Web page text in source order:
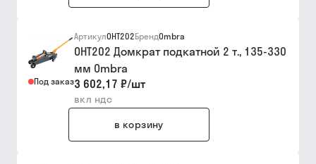
Под заказ
АртикулOHT202БрендOmbra
OHT202 Домкрат подкатной 2 т., 135-330
мм Ombra
3 602,17 ₽/шт
вкл ндс
в корзину